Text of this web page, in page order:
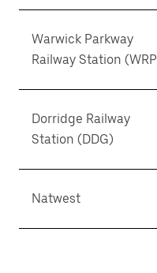
Warwick Parkway
Railway Station
Dorridge Railway
Station (DDG)
Natwest